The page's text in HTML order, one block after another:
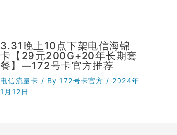
3.31晚上10点下架电信海锦
卡【29元200G+20年长期套
餐】—172号卡官方推荐
电信流量卡 / By172号卡官方 / 2024年
1月12日